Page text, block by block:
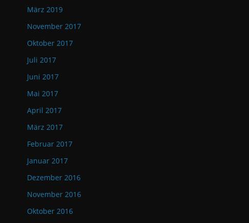
März 2019
November 2017
Oktober 2017
Juli 2017
Juni 2017
Mai 2017
April 2017
März 2017
Februar 2017
Januar 2017
Dezember 2016
November 2016
Oktober 2016